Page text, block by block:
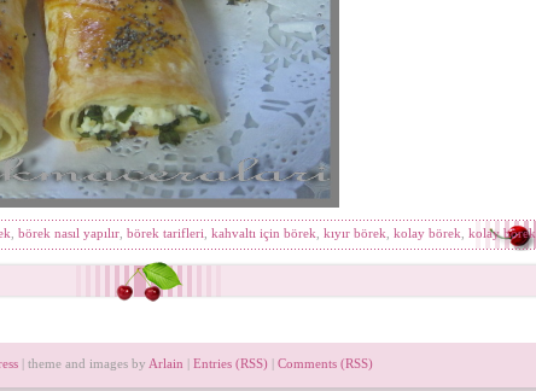
börek nasıl yapılır börek tarifleri kahvaltı için börek kıyır börek kolay börek kolay börek
| theme and images by Arlain | Entries (RSS) | Comments (RSS)